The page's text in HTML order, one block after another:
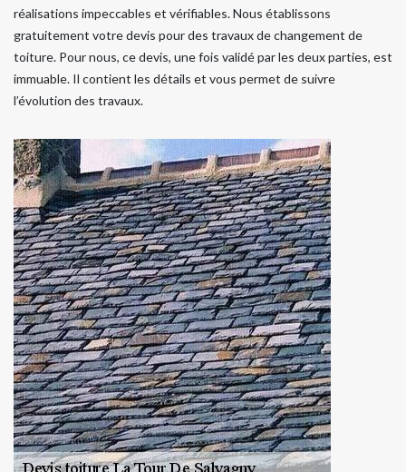
réalisations impeccables et vérifiables. Nous établissons
gratuitement votre devis pour des travaux de changement de
toiture. Pour nous, ce devis, une fois validé par les deux parties, est
immuable. Il contient les détails et vous permet de suivre
l’évolution des travaux.